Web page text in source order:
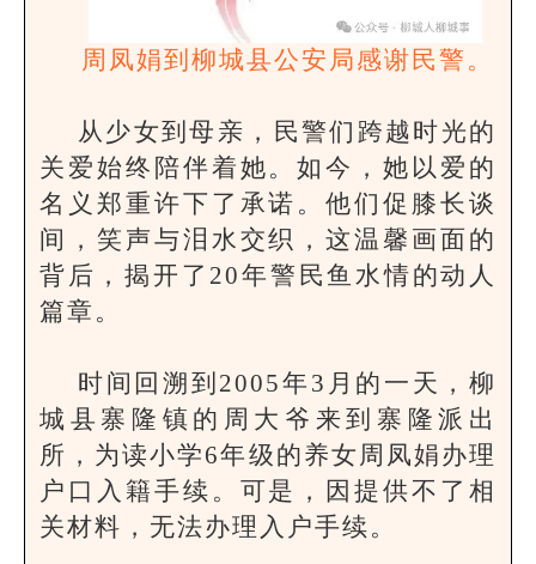
周凤娟到柳城县公安局感谢民警。
从少女到母亲，民警们跨越时光的
关爱始终陪伴着她。如今，她以爱的
名义郑重许下了承诺。他们促膝长谈
间，笑声与泪水交织，这温馨画面的
背后，揭开了20年警民鱼水情的动人
篇章。
时间回溯到2005年3月的一天，柳
城县寨隆镇的周大爷来到寨隆派出
所，为读小学6年级的养女周凤娟办理
户口入籍手续。可是，因提供不了相
关材料，无法办理入户手续。